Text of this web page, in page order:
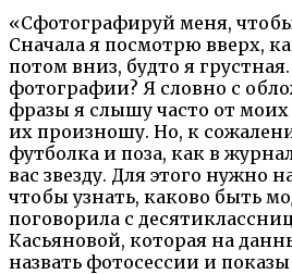
«Сфотографируй меня,
Сначала я посмотрю вверх,
потом вниз, будто я
фотографии? Я словно с
фразы я слышу часто от моих
их произношу. Но, к
футболка и поза, как в
вас звезду. Для этого нужно
чтобы узнать, каково быть
поговорила с
Касьяновой, которая на
назвать фотосессии и